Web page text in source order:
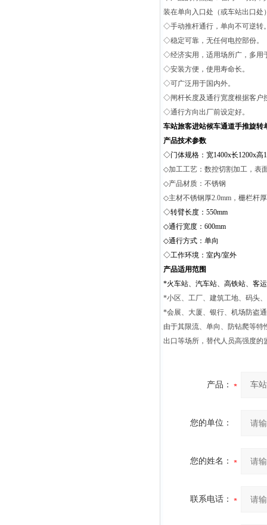
装在单向入口处（或车站出口处
◇手动推杆通行，单向不可逆转
◇稳定可靠，无任何电控部份。
◇经济实用，适用场所广，多用
◇安装方便，使用寿命长。
◇可广泛用于国内外。
◇闸杆长度及通行宽度根据客户
◇通行方向出厂前设定好。
车站旅客进站候车通道手推旋转
产品技术参数
◇门体规格：宽1400x长1200x高
◇加工工艺：数控切割加工，表
◇产品材质：不锈钢
◇主材不锈钢厚2.0mm，栅栏杆
◇转臂长度：550mm
◇通行宽度：600mm
◇通行方式：单向
◇工作环境：室内/室外
产品适用范围
*火车站、汽车站、高铁站、客
*小区、工厂、建筑工地、码头
*会展、大厦、银行、机场防盗
由于其限流、单向、防钻爬等
出口等场所，替代人员高强度的
产品：
您的单位：
您的姓名：
联系电话：